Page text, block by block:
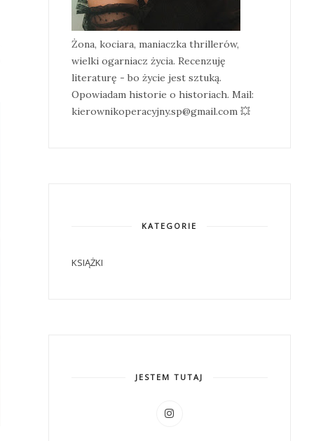
Żona, kociara, maniaczka thrillerów,
wielki ogarniacz życia. Recenzuję
literaturę - bo życie jest sztuką.
Opowiadam historie o historiach. Mail:
kierownikoperacyjny.sp@gmail.com 💥
KATEGORIE
KSIĄŻKI
JESTEM TUTAJ